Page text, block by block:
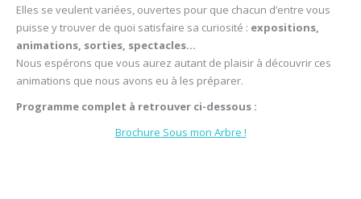
Elles se veulent variées, ouvertes pour que chacun d’entre vous
puisse y trouver de quoi satisfaire sa curiosité : expositions,
animations, sorties, spectacles…
Nous espérons que vous aurez autant de plaisir à découvrir ces
animations que nous avons eu à les préparer.
Programme complet à retrouver ci-dessous :
Brochure Sous mon Arbre !